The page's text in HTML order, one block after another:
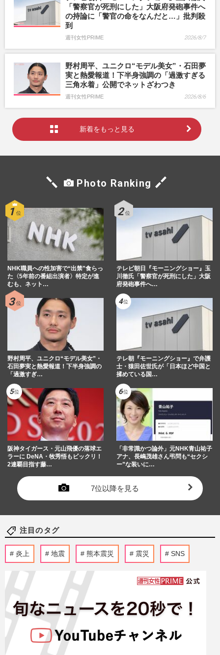
「警察官が死刑にした」大阪府発砲事件へ
の持論に「警官の命をなんだと…」批判殺
到
週刊女性PRIME 2026/8/7
野村周平、ユニクロ“モデル美女”・石田夢
実と熱愛報道！下半身強調の「過激すぎる
三角水着」公開でネットざわつき
週刊女性PRIME 2026/8/6
新着をもっと見る
Photo Ranking
NHK職員への性加害で“出禁”食らっ
た〈5年前の番組出演者〉特定が進
むも、ネット…
テレビ朝日『モーニングショー』玉
川徹氏「警察官が死刑にした」大阪
府発砲事件へ…
野村周平、ユニクロ“モデル美女”・
石田夢実と熱愛報道！下半身強調の
「過激すぎ…
テレ朝『モーニングショー』で弁護
士・猿田佐世氏が「日本ほど中国と
揉めている国…
阪神タイガース・元山飛優の落球エ
ラーに DeNA・牧秀悟もビックリ！
2連覇目指す藤…
「非常識かつ論外」元NHK青山祐子
アナ、長嶋茂雄さん弔問も“セクシ
ー”な装いに…
7位以降を見る
注目のタグ
炎上 地震 熊本震災 震災 SNS